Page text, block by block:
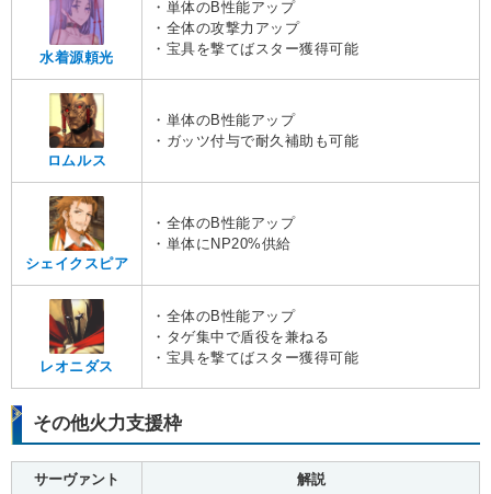
水着源頼光
・単体のB性能アップ
・全体の攻撃力アップ
・宝具を撃てばスター獲得可能
ロムルス
・単体のB性能アップ
・ガッツ付与で耐久補助も可能
シェイクスピア
・全体のB性能アップ
・単体にNP20%供給
レオニダス
・全体のB性能アップ
・タゲ集中で盾役を兼ねる
・宝具を撃てばスター獲得可能
その他火力支援枠
サーヴァント 解説